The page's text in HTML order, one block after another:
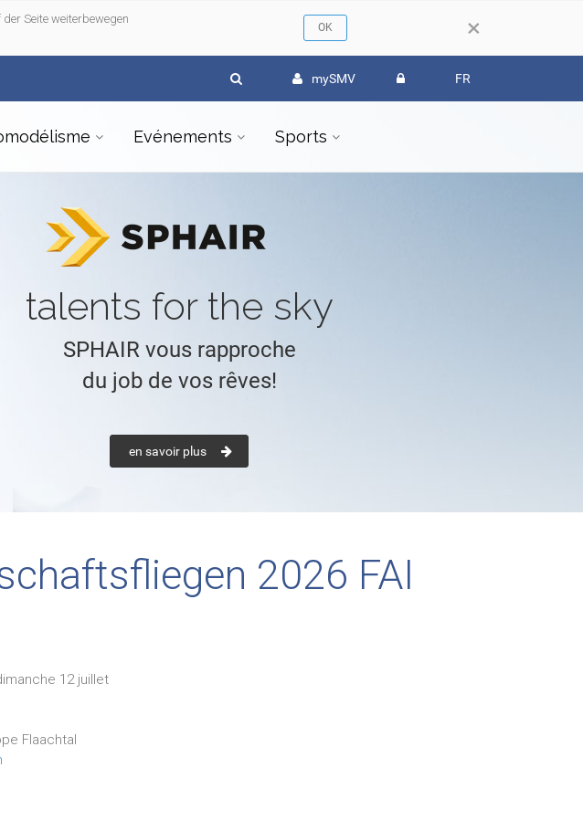
×
Seite weiterbewegen
mySMV FR
Evénements Sports
talents for the sky
SPHAIR vous rapproche
du job de vos rêves!
en savoir plus
2026 FAI
12 juillet
Flaachtal